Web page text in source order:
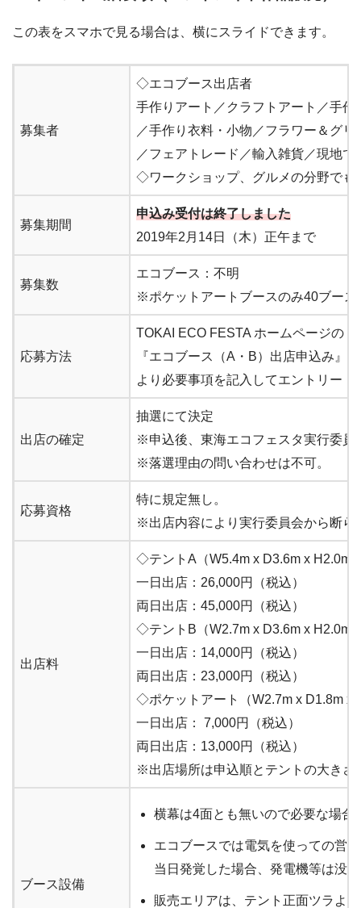
この表をスマホで見る場合は、横にスライドできます。
募集者
◇エコブース出店者
手作りアート／クラフトアート／手
／手作り衣料・小物／フラワー＆グ
／フェアトレード／輸入雑貨／現地
◇ワークショップ、グルメの分野でも
募集期間
申込み受付は終了しました
2019年2月14日（木）正午まで
募集数
エコブース：不明
※ポケットアートブースのみ40ブース
応募方法
TOKAI ECO FESTA ホームページの「
『エコブース（A・B）出店申込み』
より必要事項を記入してエントリー
出店の確定
抽選にて決定
※申込後、東海エコフェスタ実行委員
※落選理由の問い合わせは不可。
応募資格
特に規定無し。
※出店内容により実行委員会から断ら
出店料
◇テントA（W5.4m x D3.6m x H2.0m)
一日出店：26,000円（税込）
両日出店：45,000円（税込）
◇テントB（W2.7m x D3.6m x H2.0m
一日出店：14,000円（税込）
両日出店：23,000円（税込）
◇ポケットアート（W2.7m x D1.8m x
一日出店： 7,000円（税込）
両日出店：13,000円（税込）
※出店場所は申込順とテントの大きさ
ブース設備
横幕は4面とも無いので必要な場合
エコブースでは電気を使っての営
当日発覚した場合、発電機等は没
販売エリアは、テント正面ツラよ